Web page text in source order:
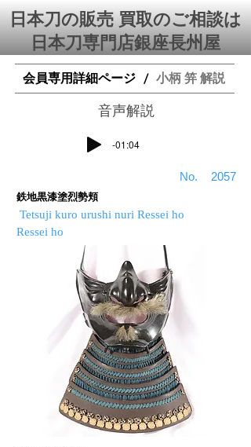
日本刀の販売 買取のご相談は
日本刀専門店銀座⻑州屋
会員専用詳細ページ / 小柄 笄 解説
​音声解説
-01:04
​No. 2057
鉄地黒漆塗烈勢頬
Tetsuji kuro urushi nuri Ressei ho
Ressei ho